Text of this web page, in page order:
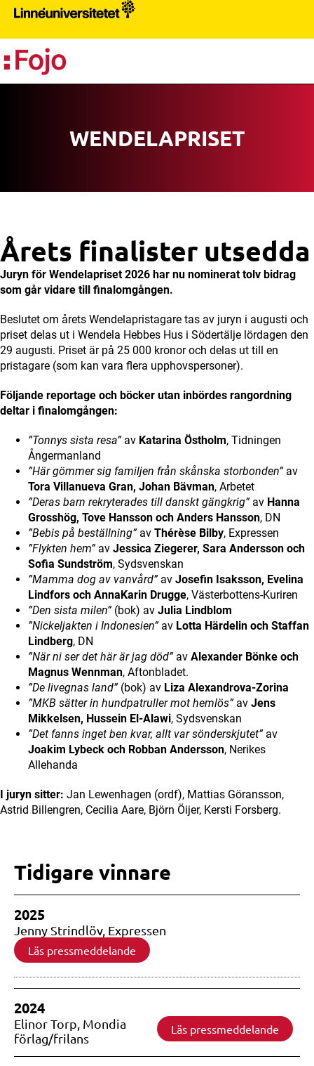
WENDELA­PRISET
Årets finalister utsedda
Juryn för Wendelapriset 2026 har nu nominerat tolv bidrag
som går vidare till finalomgången.
Beslutet om årets Wendelapristagare tas av juryn i augusti och
priset delas ut i Wendela Hebbes Hus i Södertälje lördagen den
29 augusti. Priset är på 25 000 kronor och delas ut till en
pristagare (som kan vara flera upphovspersoner).
Följande reportage och böcker utan inbördes rangordning
deltar i finalomgången:
”Tonnys sista resa”av Katarina Östholm, Tidningen
Ångermanland
”Här gömmer sig familjen från skånska storbonden”av
Tora Villanueva Gran, Johan Bävman, Arbetet
”Deras barn rekryterades till danskt gängkrig”av Hanna
Grosshög, Tove Hansson och Anders Hansson, DN
”Bebis på beställning”av Thérèse Bilby, Expressen
”Flykten hem”av Jessica Ziegerer, Sara Andersson och
Sofia Sundström, Sydsvenskan
”Mamma dog av vanvård”av Josefin Isaksson, Evelina
Lindfors och AnnaKarin Drugge, Västerbottens-Kuriren
”Den sista milen”(bok) av Julia Lindblom
”Nickeljakten i Indonesien”av Lotta Härdelin och Staffan
Lindberg, DN
”När ni ser det här är jag död”av Alexander Bönke och
Magnus Wennman, Aftonbladet.
”De livegnas land”(bok) av Liza Alexandrova-Zorina
”MKB sätter in hundpatruller mot hemlös”av Jens
Mikkelsen, Hussein El-Alawi, Sydsvenskan
”Det fanns inget ben kvar, allt var sönderskjutet”av
Joakim Lybeck och Robban Andersson, Nerikes
Allehanda
I juryn sitter: Jan Lewenhagen (ordf), Mattias Göransson,
Astrid Billengren, Cecilia Aare, Björn Öijer, Kersti Forsberg.
Tidigare vinnare
2025
Jenny Strindlöv, Expressen
Läs pressmeddelande
2024
Elinor Torp, Mondia
förlag/frilans
Läs pressmeddelande